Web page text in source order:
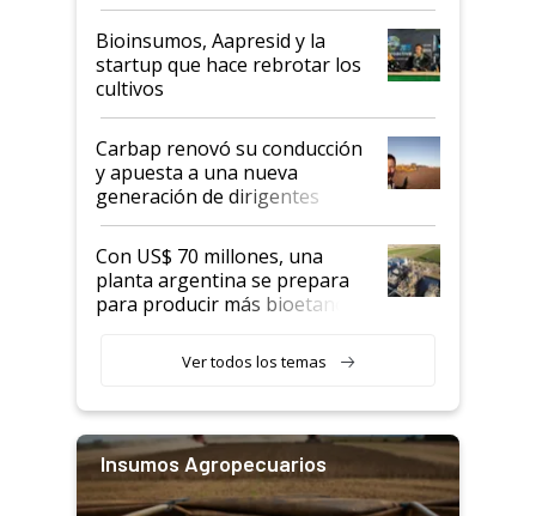
Bioinsumos, Aapresid y la
startup que hace rebrotar los
cultivos
Carbap renovó su conducción
y apuesta a una nueva
generación de dirigentes
rurales
Con US$ 70 millones, una
planta argentina se prepara
para producir más bioetanol
Ver todos los temas
Insumos Agropecuarios